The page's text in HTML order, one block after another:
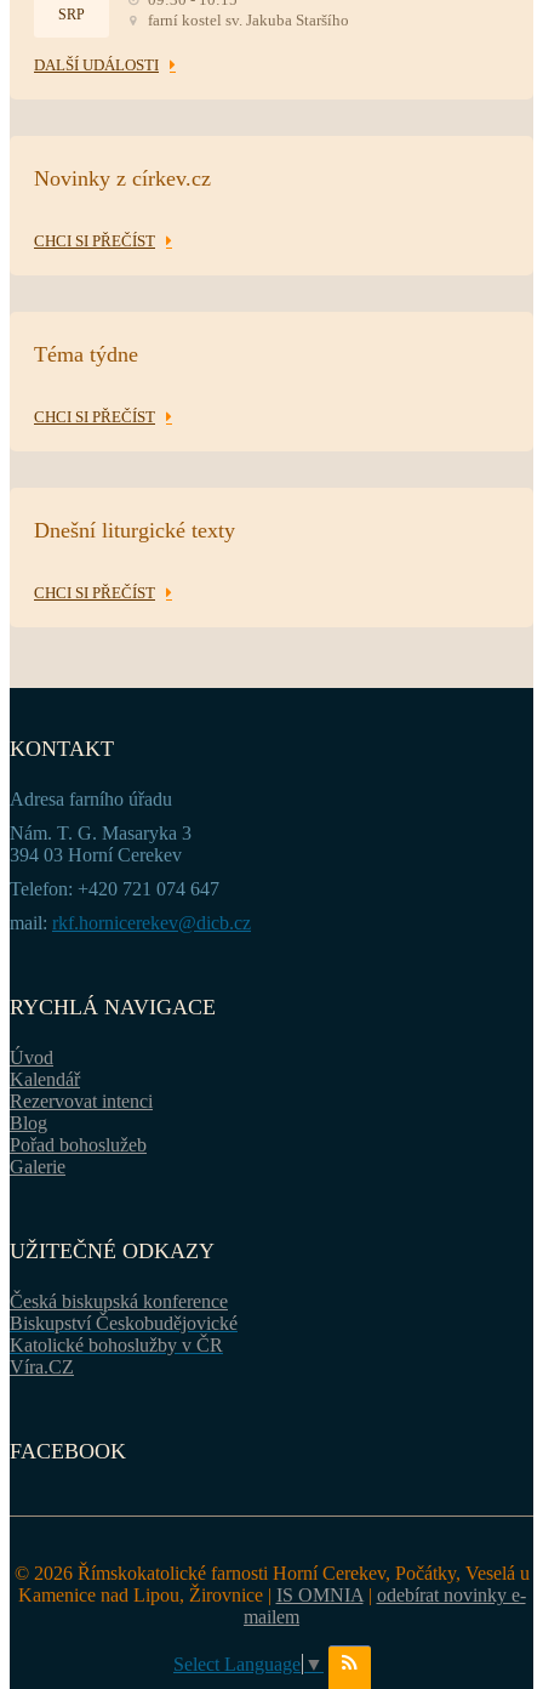
SRP
farní kostel sv. Jakuba Staršího
DALŠÍ UDÁLOSTI
Novinky z církev.cz
CHCI SI PŘEČÍST
Téma týdne
CHCI SI PŘEČÍST
Dnešní liturgické texty
CHCI SI PŘEČÍST
KONTAKT
Adresa farního úřadu
Nám. T. G. Masaryka 3
394 03 Horní Cerekev
Telefon: +420 721 074 647
mail: rkf.hornicerekev@dicb.cz
RYCHLÁ NAVIGACE
Úvod
Kalendář
Rezervovat intenci
Blog
Pořad bohoslužeb
Galerie
UŽITEČNÉ ODKAZY
Česká biskupská konference
Biskupství Českobudějovické
Katolické bohoslužby v ČR
Víra.CZ
FACEBOOK
© 2026 Římskokatolické farnosti Horní Cerekev, Počátky, Veselá u
Kamenice nad Lipou, Žirovnice | IS OMNIA | odebírat novinky e-
mailem
Select Language ▼